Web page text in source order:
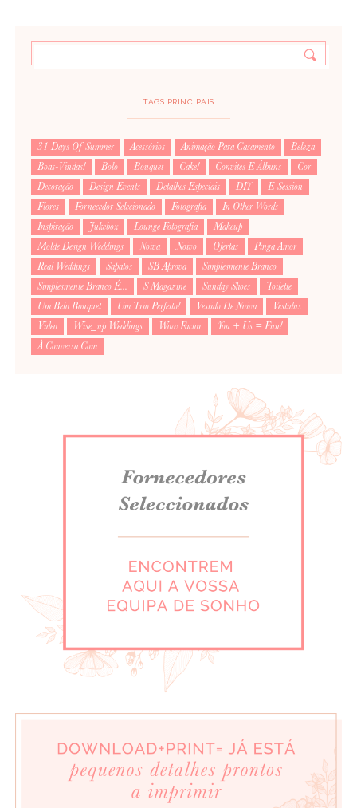
TAGS PRINCIPAIS
31 Days Of Summer Acessórios Animação Para Casamento
Beleza
Boas-Vindas!
Bolo Bouquet Cake! Convites E Álbuns
Cor
Decoração
Design Events Detalhes Especiais DIY
E-Session
Flores
Fornecedor Selecionado Fotografia
In Other Words
Inspiração
Jukebox Lounge Fotografia
Makeup
Molde Design Weddings
Noiva Noivo Ofertas
Pinga Amor
Real Weddings
Sapatos SB Aprova
Simplesmente Branco
Simplesmente Branco É...
S Magazine Sunday Shoes
Toilette
Um Belo Bouquet
Um Trio Perfeito! Vestido De Noiva
Vestidus
Video
Wise_up Weddings Wow Factor
You + Us = Fun!
À Conversa Com